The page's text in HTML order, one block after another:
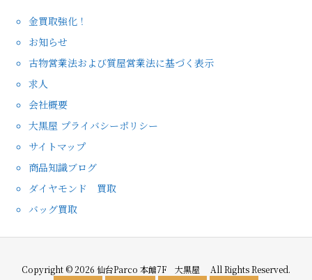
金買取強化！
お知らせ
古物営業法および質屋営業法に基づく表示
求人
会社概要
大黒屋 プライバシーポリシー
サイトマップ
商品知識ブログ
ダイヤモンド 買取
バッグ買取
Copyright © 2026 仙台Parco 本館7F 大黒屋 All Rights Reserved.